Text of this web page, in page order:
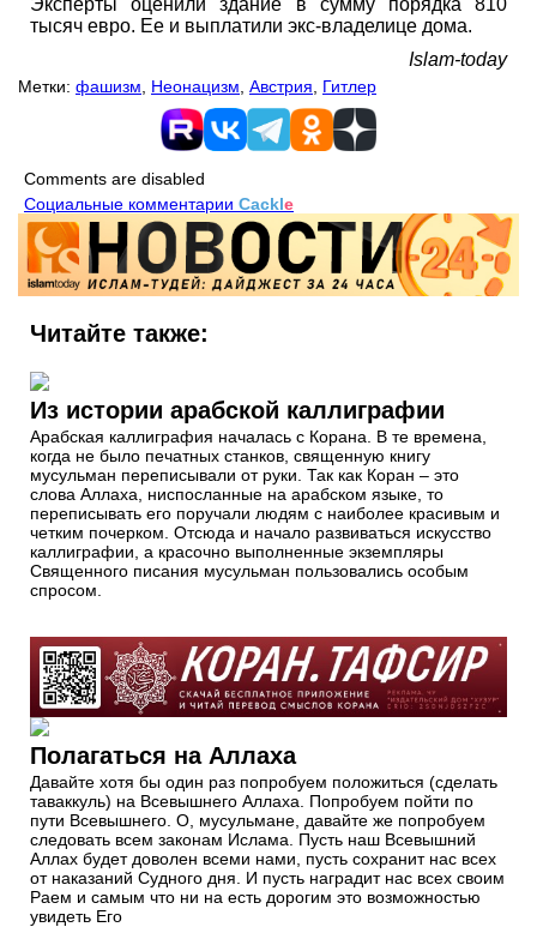
тысяч евро. Ее и выплатили экс-владелице дома.
Islam-today
Метки: фашизм Неонацизм Австрия Гитлер
Comments are disabled
Социальные комментарии Cackle
Читайте также:
Из истории арабской каллиграфии
Арабская каллиграфия началась с Корана. В те времена,
когда не было печатных станков, священную книгу
мусульман переписывали от руки. Так как Коран – это
слова Аллаха, ниспосланные на арабском языке, то
переписывать его поручали людям с наиболее красивым и
четким почерком. Отсюда и начало развиваться искусство
каллиграфии, а красочно выполненные экземпляры
Священного писания мусульман пользовались особым
спросом.
Полагаться на Аллаха
Давайте хотя бы один раз попробуем положиться (сделать
таваккуль) на Всевышнего Аллаха. Попробуем пойти по
пути Всевышнего. О, мусульмане, давайте же попробуем
следовать всем законам Ислама. Пусть наш Всевышний
Аллах будет доволен всеми нами, пусть сохранит нас всех
от наказаний Судного дня. И пусть наградит нас всех своим
Раем и самым что ни на есть дорогим это возможностью
увидеть Его